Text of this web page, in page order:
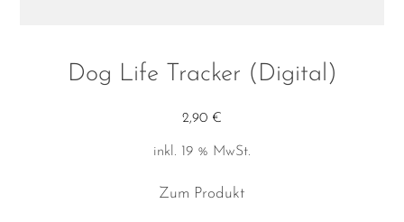
Dog Life Tracker (Digital)
2,90 €
inkl. 19 % MwSt.
Zum Produkt